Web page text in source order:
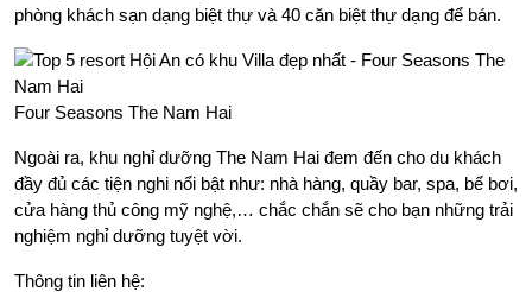
phòng khách sạn dạng biệt thự và 40 căn biệt thự dạng để bán.
Four Seasons The Nam Hai
Ngoài ra, khu nghỉ dưỡng The Nam Hai đem đến cho du khách
đầy đủ các tiện nghi nổi bật như: nhà hàng, quầy bar, spa, bể bơi,
cửa hàng thủ công mỹ nghệ,… chắc chắn sẽ cho bạn những trải
nghiệm nghỉ dưỡng tuyệt vời.
Thông tin liên hệ: